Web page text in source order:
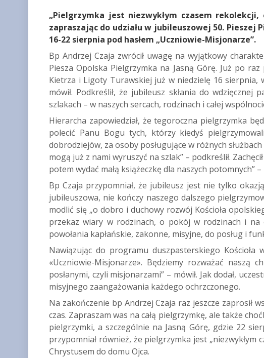
„Pielgrzymka jest niezwykłym czasem
zapraszając do udziału w jubileuszowej 50. Pieszej
16-22 sierpnia pod hasłem „Uczniowie-Misjonarze”.
Bp Andrzej Czaja zwrócił uwagę na wyjątkowy
Piesza Opolska Pielgrzymka na Jasną Górę. Już po
Kietrza i Ligoty Turawskiej już w niedzielę 16 sierpnia,
mówił. Podkreślił, że jubileusz skłania do
szlakach – w naszych sercach, rodzinach i całej
Hierarcha zapowiedział, że tegoroczna pielgrzymka
polecić Panu Bogu tych, którzy kiedyś
dobrodziejów, za osoby posługujące w różnych
mogą już z nami wyruszyć na szlak” – podkreślił.
potem wydać małą książeczkę dla naszych potomnych” –
Bp Czaja przypomniał, że jubileusz jest nie tylko
jubileuszowa, nie kończy naszego dalszego
modlić się „o dobro i duchowy rozwój Kościoła
przekaz wiary w rodzinach, o pokój w rodzinach i na
powołania kapłańskie, zakonne, misyjne, do posług i
Nawiązując do programu duszpasterskiego Kościoła
«Uczniowie-Misjonarze». Będziemy rozważać
posłanymi, czyli misjonarzami” – mówił. Jak dodał,
misyjnego zaangażowania każdego ochrzczonego.
Na zakończenie bp Andrzej Czaja raz jeszcze zaprosił
czas. Zapraszam was na całą pielgrzymkę, ale także
pielgrzymki, a szczególnie na Jasną Górę, gdzie 22
przypomniał również, że pielgrzymka jest
Chrystusem do domu Ojca.